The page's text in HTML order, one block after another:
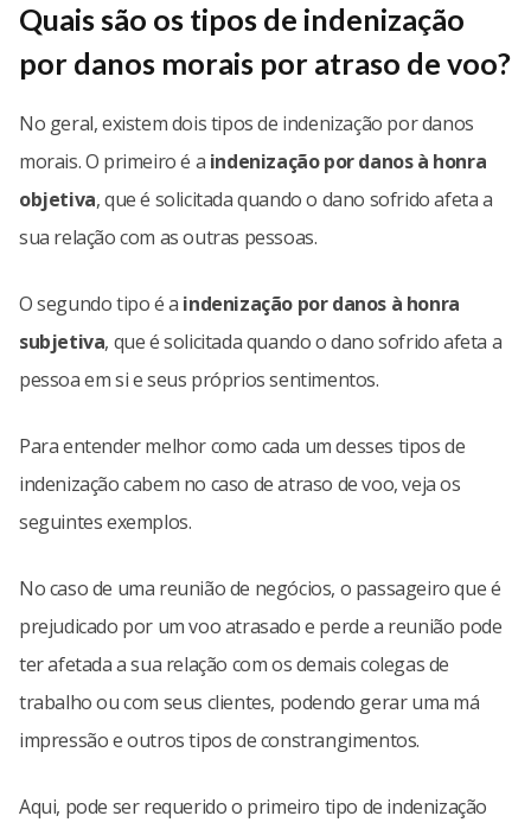
Quais são os tipos de indenização
por danos morais por atraso de voo?
No geral, existem dois tipos de indenização por danos
morais. O primeiro é a indenização por danos à honra
objetiva, que é solicitada quando o dano sofrido afeta a
sua relação com as outras pessoas.
O segundo tipo é a indenização por danos à honra
subjetiva, que é solicitada quando o dano sofrido afeta a
pessoa em si e seus próprios sentimentos.
Para entender melhor como cada um desses tipos de
indenização cabem no caso de atraso de voo, veja os
seguintes exemplos.
No caso de uma reunião de negócios, o passageiro que é
prejudicado por um voo atrasado e perde a reunião pode
ter afetada a sua relação com os demais colegas de
trabalho ou com seus clientes, podendo gerar uma má
impressão e outros tipos de constrangimentos.
Aqui, pode ser requerido o primeiro tipo de indenização